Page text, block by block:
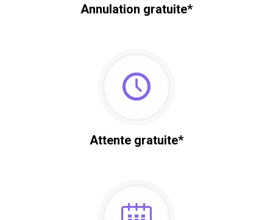
Annulation gratuite*
Attente gratuite*